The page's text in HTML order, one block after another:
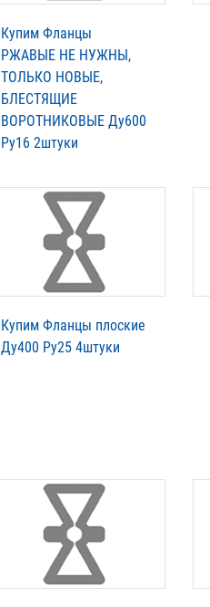
Купим Фланцы
РЖАВЫЕ НЕ НУЖНЫ,
ТОЛЬКО НОВЫЕ,
БЛЕСТЯЩИЕ
ВОРОТНИКОВЫЕ Ду600
Ру16 2штуки
Купим Фланцы плоские
Ду400 Ру25 4штуки